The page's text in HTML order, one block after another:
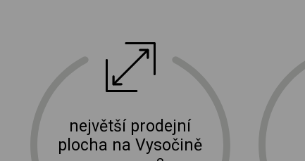
největší prodejní
plocha na Vysočině
doprava a instalace elektro